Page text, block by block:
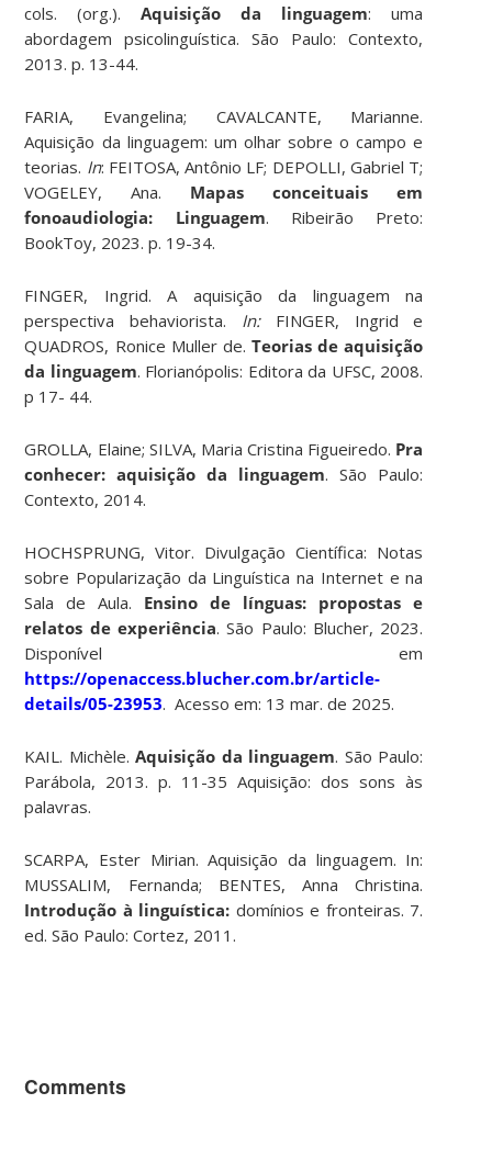
cols. (org.).Aquisição da linguagem: uma
abordagem psicolinguística. São Paulo: Contexto,
2013. p. 13-44.
FARIA, Evangelina; CAVALCANTE, Marianne.
Aquisição da linguagem: um olhar sobre o campo e
teorias. In: FEITOSA, Antônio LF; DEPOLLI, Gabriel T;
VOGELEY, Ana. Mapas conceituais em
fonoaudiologia: Linguagem. Ribeirão Preto:
BookToy, 2023. p. 19-34.
FINGER, Ingrid. A aquisição da linguagem na
perspectiva behaviorista. In:FINGER, Ingrid e
QUADROS, Ronice Muller de. Teorias de aquisição
da linguagem. Florianópolis: Editora da UFSC, 2008.
p 17- 44.
GROLLA, Elaine; SILVA, Maria Cristina Figueiredo. Pra
conhecer: aquisição da linguagem. São Paulo:
Contexto, 2014.
HOCHSPRUNG, Vitor. Divulgação Científica: Notas
sobre Popularização da Linguística na Internet e na
Sala de Aula. Ensino de línguas: propostas e
relatos de experiência. São Paulo: Blucher, 2023.
Disponível em
https://openaccess.blucher.com.br/article-
details/05-23953. Acesso em: 13 mar. de 2025.
KAIL. Michèle.Aquisição da linguagem. São Paulo:
Parábola, 2013. p. 11-35 Aquisição: dos sons às
palavras.
SCARPA, Ester Mirian. Aquisição da linguagem. In:
MUSSALIM, Fernanda; BENTES, Anna Christina.
Introdução à linguística: domínios e fronteiras. 7.
ed. São Paulo: Cortez, 2011.
Comments